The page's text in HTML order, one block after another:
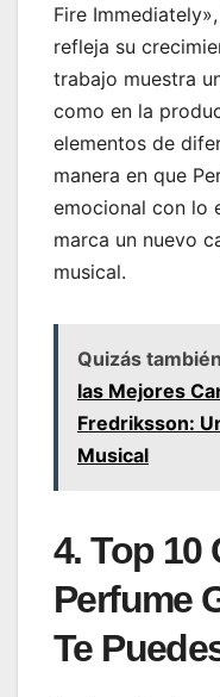
Fire
refleja su
trabajo muestra
como en la
elementos de
manera en que
emocional con lo
marca un nuevo
musical.
Quizás
las Mejores
Fredriksson:
Musical
4. Top 10
Perfume
Te